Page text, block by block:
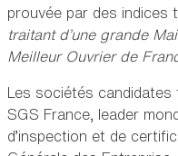
prouvée par des indices
traitant d’une grande
Meilleur Ouvrier de
Les sociétés candidates
SGS France, leader
d’inspection et de